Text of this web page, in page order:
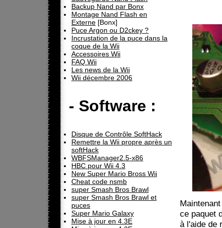
Backup Nand par Bonx
Montage Nand Flash en
Externe [Bonx]
Puce Argon ou D2ckey ?
Incrustation de la puce dans la
coque de la Wii
Accessoires Wii
FAQ Wii
Les news de la Wii
Wii décembre 2006
- Software :
Disque de Contrôle SoftHack
Remettre la Wii propre après un
softHack
WBFSManager2.5-x86
HBC pour Wii 4.3
New Super Mario Bross Wii
Cheat code nsmb
super Smash Bros Brawl
super Smash Bros Brawl et
puces
Super Mario Galaxy
Mise à jour en 4.3E
ce paquet
à l'aide de